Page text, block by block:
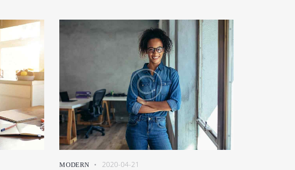
MODERN 2020-04-21